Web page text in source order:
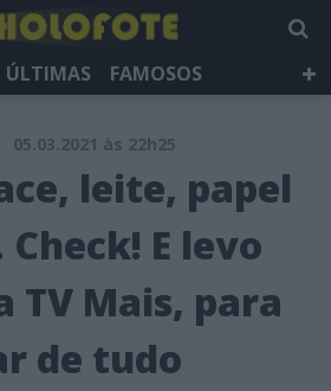
ÚLTIMAS
FAMOSOS
TV
NEWSLETTER
05.03.2021 às 22h25
leite, papel
E levo
TV Mais, para
de tudo